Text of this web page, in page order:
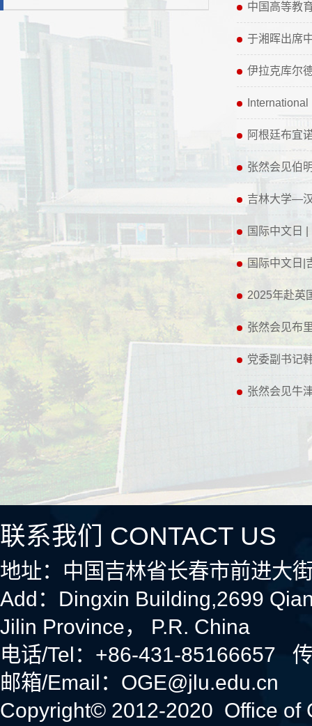
中国高等教
于湘晖出席
伊拉克库尔
阿根廷布宜
张然会见伯
吉林大学—
国际中文日
国际中文日|
2025年赴英
张然会见布
党委副书记
张然会见牛
联系我们 CONTACT US
地址：中国吉林省长春市前进
Add：Dingxin Building,2699
Jilin Province， P.R. China
电话/Tel：+86-431-85166657
邮箱/Email：OGE@jlu.edu.cn
Copyright© 2012-2020 Office of